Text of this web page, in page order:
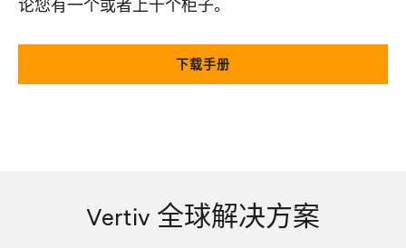
论您有一个或者上千个柜子。
下载手册
Vertiv 全球解决方案